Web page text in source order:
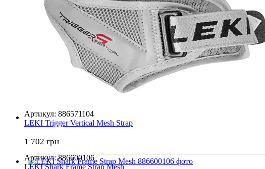
Артикул: 886571104
LEKI Trigger Vertical Mesh Strap
1 702 грн
Артикул: 886600106
LEKI Shark Frame Strap Mesh